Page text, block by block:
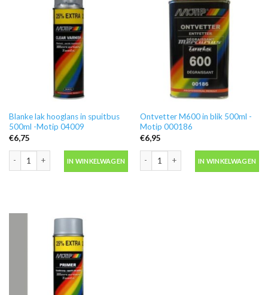
Blanke lak hooglans in spuitbus
500ml -Motip 04009
€6,75
IN WINKELWAGEN
Ontvetter M600 in blik 500ml -
Motip 000186
€6,95
IN WINKELWAGEN